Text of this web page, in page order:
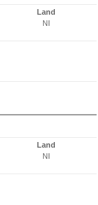
Land
NI
Land
NI